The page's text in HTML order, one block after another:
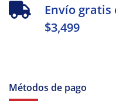
Envío gratis
$3,499
Métodos de pago